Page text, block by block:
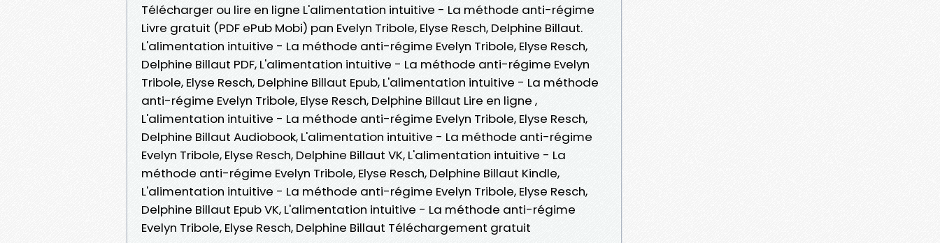
Télécharger ou lire en ligne L'alimentation intuitive - La méthode anti-régime
Livre gratuit (PDF ePub Mobi) pan Evelyn Tribole, Elyse Resch, Delphine Billaut.
L'alimentation intuitive - La méthode anti-régime Evelyn Tribole, Elyse Resch,
Delphine Billaut PDF, L'alimentation intuitive - La méthode anti-régime Evelyn
Tribole, Elyse Resch, Delphine Billaut Epub, L'alimentation intuitive - La méthode
anti-régime Evelyn Tribole, Elyse Resch, Delphine Billaut Lire en ligne ,
L'alimentation intuitive - La méthode anti-régime Evelyn Tribole, Elyse Resch,
Delphine Billaut Audiobook, L'alimentation intuitive - La méthode anti-régime
Evelyn Tribole, Elyse Resch, Delphine Billaut VK, L'alimentation intuitive - La
méthode anti-régime Evelyn Tribole, Elyse Resch, Delphine Billaut Kindle,
L'alimentation intuitive - La méthode anti-régime Evelyn Tribole, Elyse Resch,
Delphine Billaut Epub VK, L'alimentation intuitive - La méthode anti-régime
Evelyn Tribole, Elyse Resch, Delphine Billaut Téléchargement gratuit